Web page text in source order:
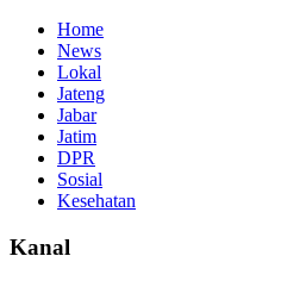
Home
News
Lokal
Jateng
Jabar
Jatim
DPR
Sosial
Kesehatan
Kanal